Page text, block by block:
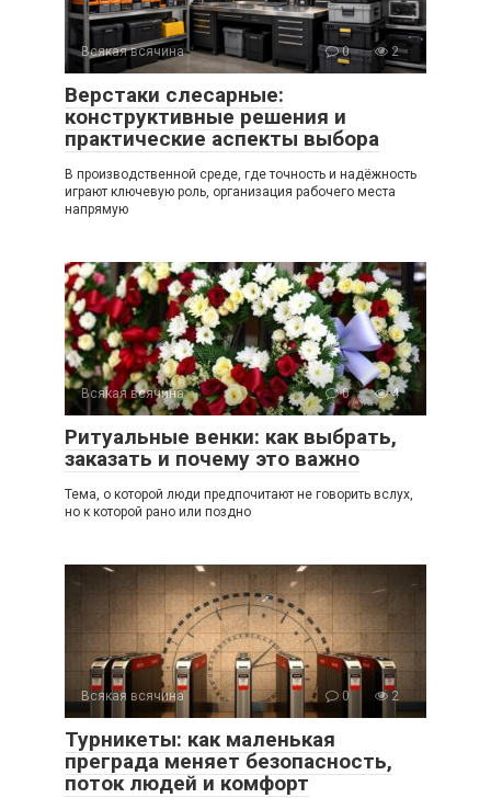
Всякая всячина 0 2
Верстаки слесарные:
конструктивные решения и
практические аспекты выбора
В производственной среде, где точность и надёжность
играют ключевую роль, организация рабочего места
напрямую
Всякая всячина 0 4
Ритуальные венки: как выбрать,
заказать и почему это важно
Тема, о которой люди предпочитают не говорить вслух,
но к которой рано или поздно
Всякая всячина 0 2
Турникеты: как маленькая
преграда меняет безопасность,
поток людей и комфорт